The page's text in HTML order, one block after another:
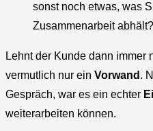
sonst noch etwas, was
Zusammenarbeit
Lehnt der Kunde dann immer
vermutlich nur ein Vorwand .
Gespräch, war es ein echter
weiterarbeiten können.